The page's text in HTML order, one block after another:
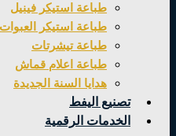
طباعة استيكر فينيل
طباعة استيكر العبوات
طباعة تيشرتات
طباعة اعلام قماش
هدايا السنة الجديدة
تصنيع اليفط
الخدمات الرقمية